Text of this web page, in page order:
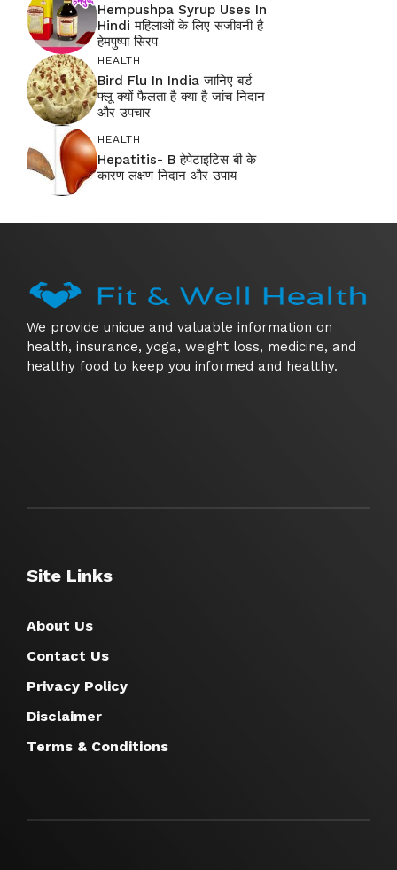
Hempushpa Syrup Uses In
Hindi महिलाओं के लिए संजीवनी है
हेमपुष्पा सिरप
HEALTH
Bird Flu In India जानिए बर्ड
फ्लू क्यों फैलता है क्या है जांच निदान
और उपचार
HEALTH
Hepatitis- B हेपेटाइटिस बी के
कारण लक्षण निदान और उपाय
We provide unique and valuable information on
health, insurance, yoga, weight loss, medicine, and
healthy food to keep you informed and healthy.
Site Links
About Us
Contact Us
Privacy Policy
Disclaimer
Terms & Conditions